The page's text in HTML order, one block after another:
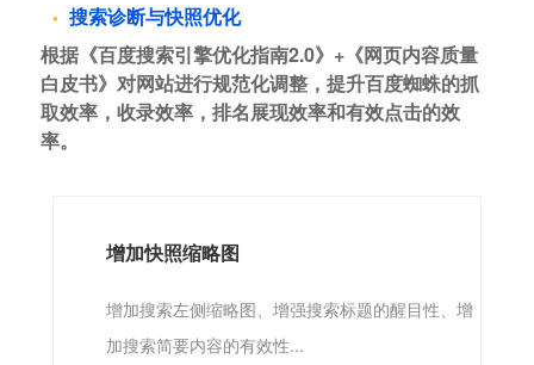
搜索诊断与快照优化
根据《百度搜索引擎优化指南2.0》+《网页内容质量
白皮书》对网站进行规范化调整，提升百度蜘蛛的抓
取效率，收录效率，排名展现效率和有效点击的效
率。
增加快照缩略图
增加搜索左侧缩略图、增强搜索标题的醒目性、增
加搜索简要内容的有效性...